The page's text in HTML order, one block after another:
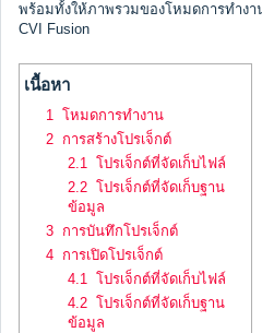
พร้อมทั้งให้ภาพรวมของโหมดการทำง
CVI Fusion
เนื้อหา
1 โหมดการทำงาน
2 การสร้างโปรเจ็กต์
2.1 โปรเจ็กต์ที่จัดเก็บไฟล์
2.2 โปรเจ็กต์ที่จัดเก็บฐาน
ข้อมูล
3 การบันทึกโปรเจ็กต์
4 การเปิดโปรเจ็กต์
4.1 โปรเจ็กต์ที่จัดเก็บไฟล์
4.2 โปรเจ็กต์ที่จัดเก็บฐาน
ข้อมูล